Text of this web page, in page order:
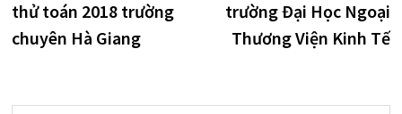
bài
thử toán 2018 trường
chuyên Hà Giang
trường Đại Học Ngoại
Thương Viện Kinh Tế